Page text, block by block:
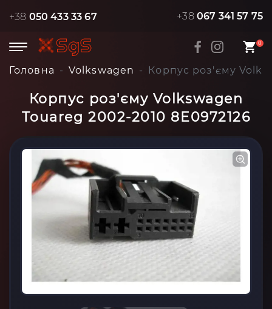
+38 050 433 33 67 +38 067 341 57 75
0
Головна Volkswagen Корпус роз'єму
Корпус роз'єму Volkswagen
Touareg 2002-2010 8E0972126